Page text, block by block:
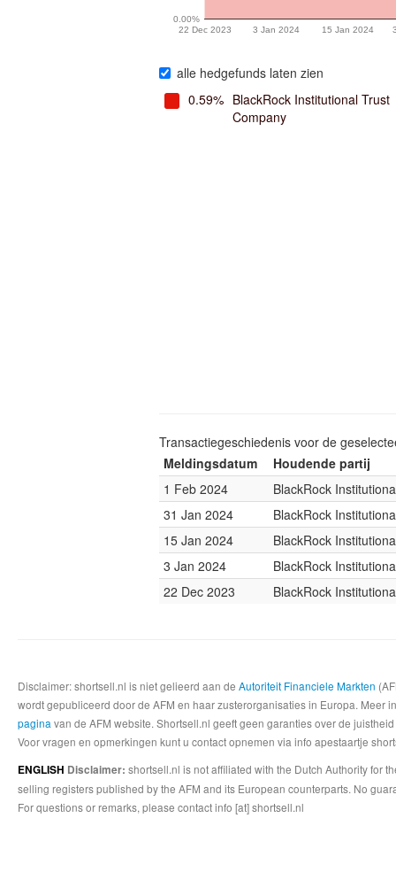
22 Dec 2023 3 Jan 2024 15 Jan 2024
0.00%
alle hedgefunds laten zien
0.59% BlackRock Institutional Trust
Company
Transactiegeschiedenis voor de
Meldingsdatum
Houdende partij
1 Feb 2024
BlackRock
31 Jan 2024
BlackRock
15 Jan 2024
BlackRock
3 Jan 2024
BlackRock
22 Dec 2023
BlackRock
Disclaimer: shortsell.nl is niet gelieerd aan de Autoriteit Financiele Markten
wordt gepubliceerd door de AFM en haar zusterorganisaties in Europa.
pagina van de AFM website. Shortsell.nl geeft geen garanties over de
Voor vragen en opmerkingen kunt u contact opnemen via info apestaartje
ENGLISH Disclaimer: shortsell.nl is not affiliated with the Dutch Authority for
selling registers published by the AFM and its European counterparts. No
For questions or remarks, please contact info [at] shortsell.nl